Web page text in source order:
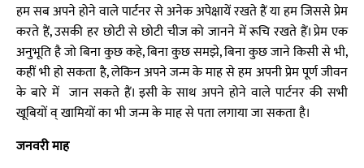
हम सब अपने होने वाले पार्टनर से अनेक अपेक्षायें रखते हैं या हम जिससे प्रेम
करते हैं, उसकी हर छोटी से छोटी चीज को जानने में रूचि रखते हैं। प्रेम एक
अनुभूति है जो बिना कुछ कहे, बिना कुछ समझे, बिना कुछ जाने किसी से भी,
कहीं भी हो सकता है, लेकिन अपने जन्म के माह से हम अपनी प्रेम पूर्ण जीवन
के बारे में जान सकते हैं। इसी के साथ अपने होने वाले पार्टनर की सभी
खूबियों व् खामियों का भी जन्म के माह से पता लगाया जा सकता है।
जनवरी माह